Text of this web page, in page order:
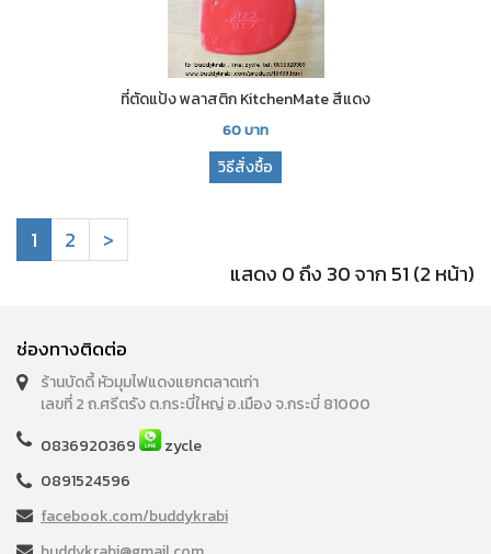
ที่ตัดแป้ง พลาสติก KitchenMate สีแดง
60บาท
วิธีสั่งซื้อ
1 2
>
แสดง 0 ถึง 30 จาก 51 (2 หน้า)
ช่องทางติดต่อ
ร้านบัดดี้ หัวมุมไฟแดงแยกตลาดเก่า
เลขที่ 2 ถ.ศรีตรัง ต.กระบี่ใหญ่ อ.เมือง จ.กระบี่ 81000
0836920369
zycle
0891524596
facebook.com/buddykrabi